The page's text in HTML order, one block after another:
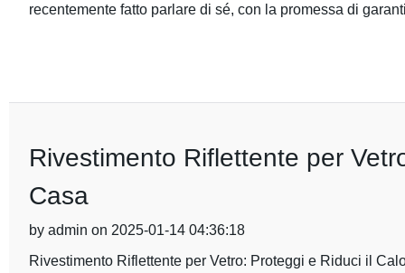
recentemente fatto parlare di sé, con la promessa di
Rivestimento Riflettente per
Casa
by admin on 2025-01-14 04:36:18
Rivestimento Riflettente per Vetro: Proteggi e Riduci il